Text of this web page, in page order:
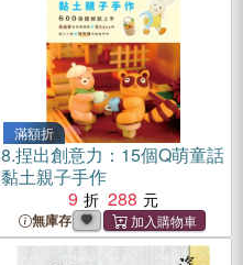
滿額折
8.捏出創意力：15個Q萌童話
黏土親子手作
9
288
無庫存